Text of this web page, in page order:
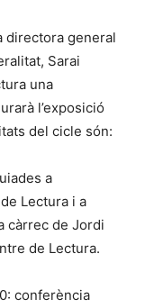
directora general
Sarai
una
l’exposició
del cicle són:
a
Lectura i a
càrrec de Jordi
de Lectura.
conferència